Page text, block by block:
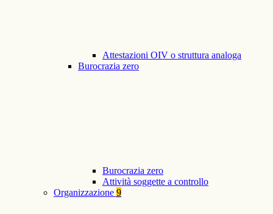
Attestazioni OIV o struttura analoga
Burocrazia zero
Burocrazia zero
Attività soggette a controllo
Organizzazione 9